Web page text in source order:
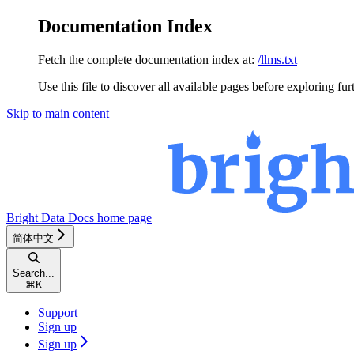
Documentation Index
Fetch the complete documentation index at: /llms.txt
Use this file to discover all available pages before exploring
Skip to main content
Bright Data Docs home page
简体中文
Search...
⌘ K
Support
Sign up
Sign up